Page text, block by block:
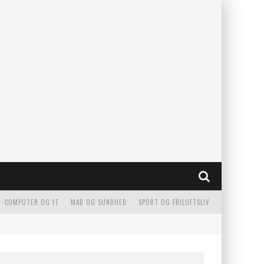
SPORT OG FRILUFTSLIV
MAD OG SUNDHED
COMPUTER OG IT